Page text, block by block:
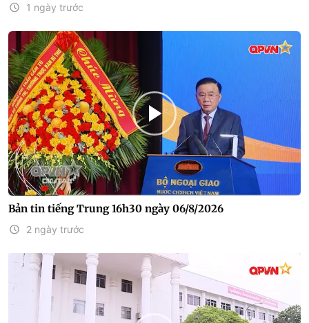
1 ngày trước
Bản tin tiếng Trung 16h30 ngày 06/8/2026
2 ngày trước